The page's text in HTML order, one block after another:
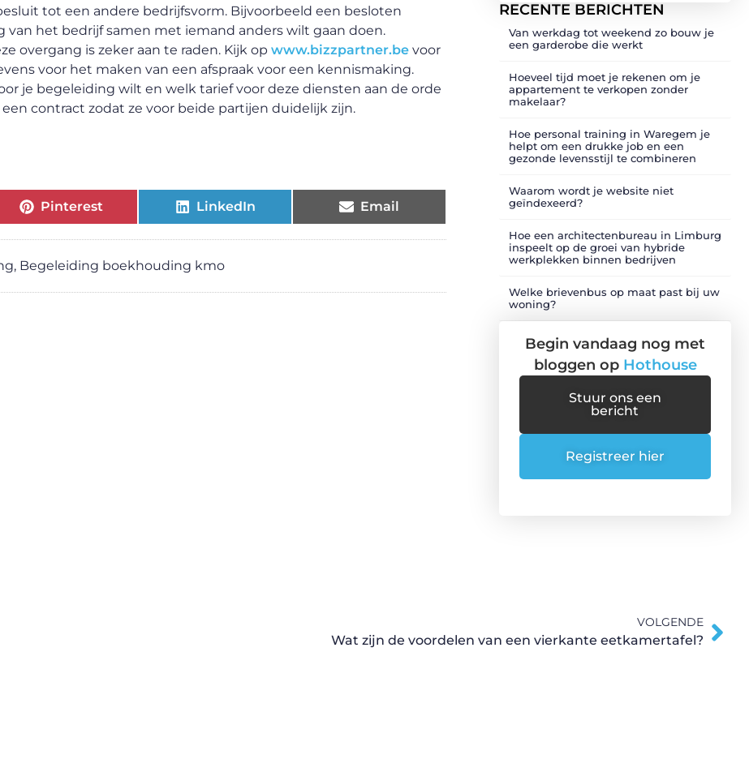
tot een andere bedrijfsvorm. Bijvoorbeeld een besloten
van het bedrijf samen met iemand anders wilt gaan doen.
overgang is zeker aan te raden. Kijk op www.bizzpartner.be voor
voor het maken van een afspraak voor een kennismaking.
je begeleiding wilt en welk tarief voor deze diensten aan de orde
contract zodat ze voor beide partijen duidelijk zijn.
Pinterest LinkedIn Email
, Begeleiding boekhouding kmo
RECENTE BERICHTEN
Van werkdag tot weekend zo bouw je
een garderobe die werkt
Hoeveel tijd moet je rekenen om je
appartement te verkopen zonder
makelaar?
Hoe personal training in Waregem je
helpt om een drukke job en een
gezonde levensstijl te combineren
Waarom wordt je website niet
geïndexeerd?
Hoe een architectenbureau in Limburg
inspeelt op de groei van hybride
werkplekken binnen bedrijven
Welke brievenbus op maat past bij uw
woning?
Begin vandaag nog met
bloggen op Hothouse
Stuur ons een
bericht
Registreer hier
VOLGENDE
Wat zijn de voordelen van een vierkante eetkamertafel?